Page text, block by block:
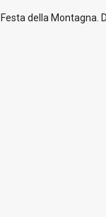
Festa della Montagna.